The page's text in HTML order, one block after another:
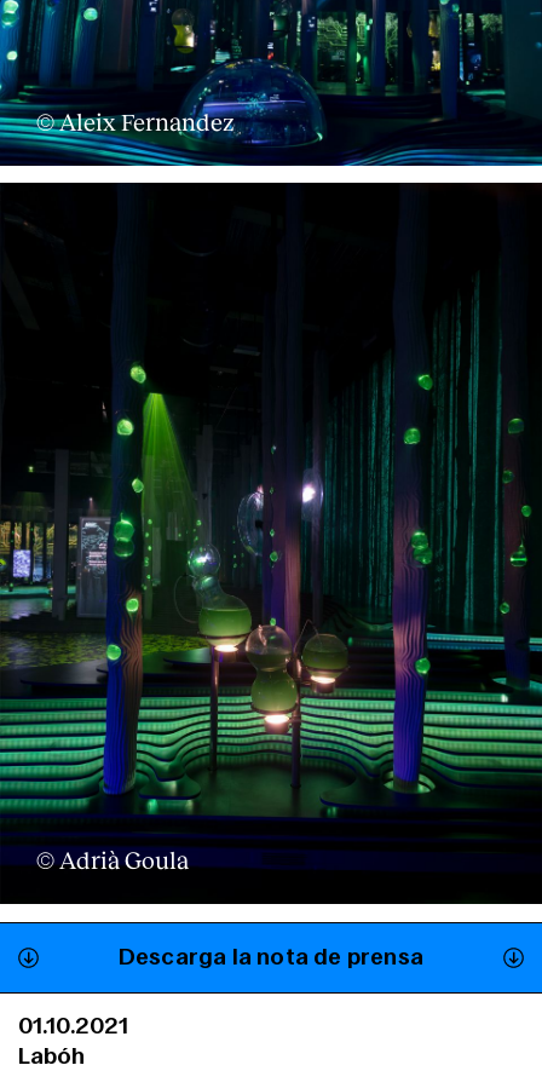
© Aleix Fernandez
© Adrià Goula
Descarga la nota de prensa
01.10.2021
Labóh